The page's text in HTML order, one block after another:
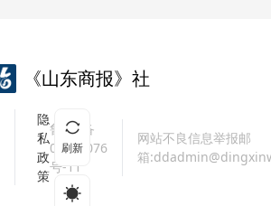
《山东商报》社
隐
私
政
策
鲁ICP备
07018076
号-11
网站不良信息举报邮
箱
刷新